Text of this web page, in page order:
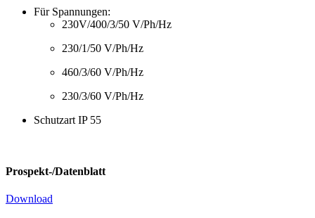
Für Spannungen:
230V/400/3/50 V/Ph/Hz
230/1/50 V/Ph/Hz
460/3/60 V/Ph/Hz
230/3/60 V/Ph/Hz
Schutzart IP 55
Prospekt-/Datenblatt
Download